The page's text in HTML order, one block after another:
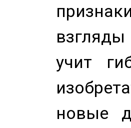
учит
новые